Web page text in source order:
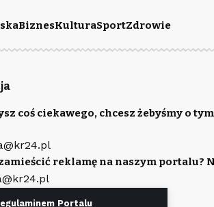
Portalu
BiznesKulturaSportZdrowie
coś ciekawego, chcesz żebyśmy o
reklamę na naszym portalu?
portalu jest